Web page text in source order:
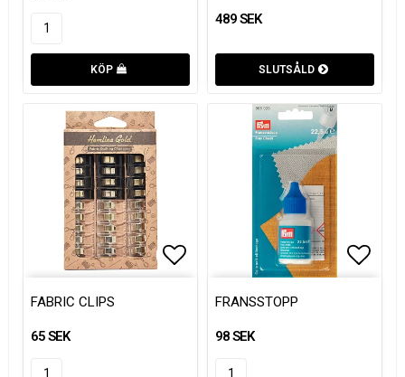
KÖP
489 SEK
SLUTSÅLD
Lägg till i favoritlistan
Lägg till i favoritlistan
FABRIC CLIPS
65 SEK
FRANSSTOPP
98 SEK